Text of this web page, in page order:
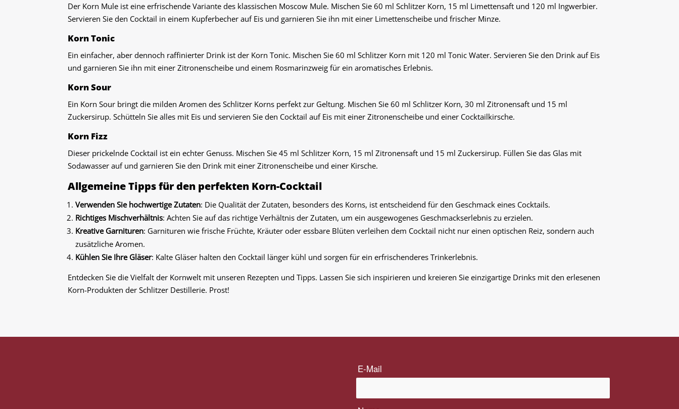
Der Korn Mule ist eine erfrischende Variante des klassischen Moscow Mule. Mischen Sie 60 ml Schlitzer Korn, 15 ml Limettensaft und 120 ml Ingwerbier.
Servieren Sie den Cocktail in einem Kupferbecher auf Eis und garnieren Sie ihn mit einer Limettenscheibe und frischer Minze.
Korn Tonic
Ein einfacher, aber dennoch raffinierter Drink ist der Korn Tonic. Mischen Sie 60 ml Schlitzer Korn mit 120 ml Tonic Water. Servieren Sie den Drink auf Eis
und garnieren Sie ihn mit einer Zitronenscheibe und einem Rosmarinzweig für ein aromatisches Erlebnis.
Korn Sour
Ein Korn Sour bringt die milden Aromen des Schlitzer Korns perfekt zur Geltung. Mischen Sie 60 ml Schlitzer Korn, 30 ml Zitronensaft und 15 ml
Zuckersirup. Schütteln Sie alles mit Eis und servieren Sie den Cocktail auf Eis mit einer Zitronenscheibe und einer Cocktailkirsche.
Korn Fizz
Dieser prickelnde Cocktail ist ein echter Genuss. Mischen Sie 45 ml Schlitzer Korn, 15 ml Zitronensaft und 15 ml Zuckersirup. Füllen Sie das Glas mit
Sodawasser auf und garnieren Sie den Drink mit einer Zitronenscheibe und einer Kirsche.
Allgemeine Tipps für den perfekten Korn-Cocktail
Verwenden Sie hochwertige Zutaten: Die Qualität der Zutaten, besonders des Korns, ist entscheidend für den Geschmack eines Cocktails.
Richtiges Mischverhältnis: Achten Sie auf das richtige Verhältnis der Zutaten, um ein ausgewogenes Geschmackserlebnis zu erzielen.
Kreative Garnituren: Garnituren wie frische Früchte, Kräuter oder essbare Blüten verleihen dem Cocktail nicht nur einen optischen Reiz, sondern auch
zusätzliche Aromen.
Kühlen Sie Ihre Gläser: Kalte Gläser halten den Cocktail länger kühl und sorgen für ein erfrischenderes Trinkerlebnis.
Entdecken Sie die Vielfalt der Kornwelt mit unseren Rezepten und Tipps. Lassen Sie sich inspirieren und kreieren Sie einzigartige Drinks mit den erlesenen
Korn-Produkten der Schlitzer Destillerie. Prost!